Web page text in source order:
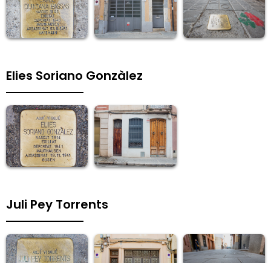
Elies Soriano Gonzàlez
Juli Pey Torrents